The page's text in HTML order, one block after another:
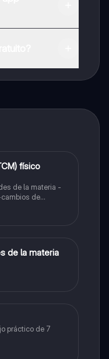
físico
de la materia -
de
de la materia
práctico de 7